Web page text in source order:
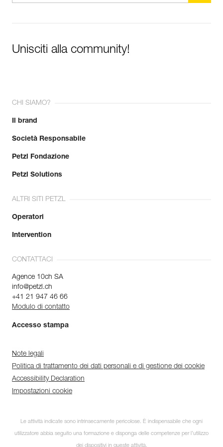
Unisciti alla community!
CHI SIAMO?
Il brand
Società Responsabile
Petzl Fondazione
Petzl Solutions
ALTRI SITI PETZL
Operatori
Intervention
CONTATTACI
Agence 10ch SA
info@petzl.ch
+41 21 947 46 66
Modulo di contatto
Accesso stampa
Note legali
Politica di trattamento dei dati personali e di gestione dei cookie
Accessibility Declaration
Impostazioni cookie
Le attività indicate sono intrinsecamente pericolose. È indispensabile che ogni
utilizzatore abbia seguito una formazione e disponga delle competenze per l’utilizzo
dei dispositivi in queste attività.